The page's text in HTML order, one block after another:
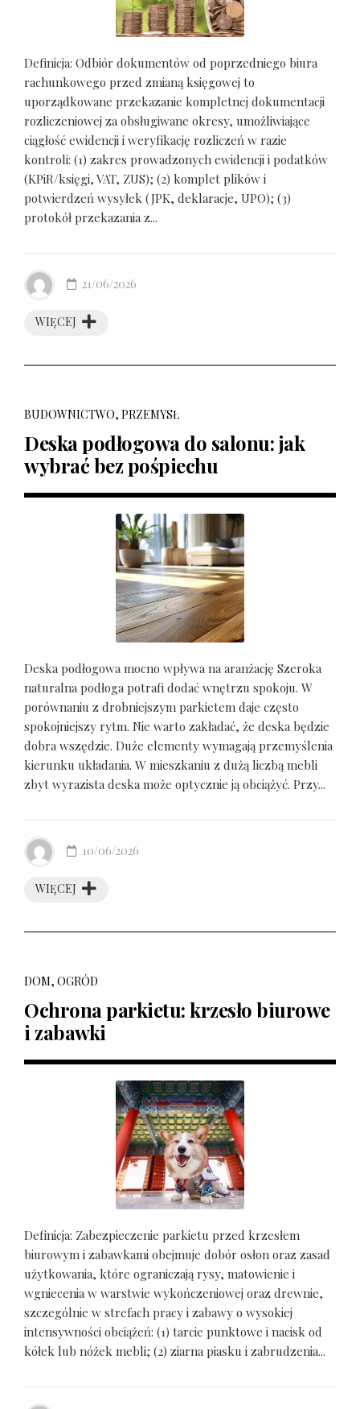
Definicja: Odbiór dokumentów od poprzedniego biura
rachunkowego przed zmianą księgowej to
uporządkowane przekazanie kompletnej dokumentacji
rozliczeniowej za obsługiwane okresy, umożliwiające
ciągłość ewidencji i weryfikację rozliczeń w razie
kontroli: (1) zakres prowadzonych ewidencji i podatków
(KPiR/księgi, VAT, ZUS); (2) komplet plików i
potwierdzeń wysyłek (JPK, deklaracje, UPO); (3)
protokół przekazania z...
WIĘCEJ
21/06/2026
BUDOWNICTWO, PRZEMYSŁ
Deska podłogowa do salonu: jak
wybrać bez pośpiechu
Deska podłogowa mocno wpływa na aranżację Szeroka
naturalna podłoga potrafi dodać wnętrzu spokoju. W
porównaniu z drobniejszym parkietem daje często
spokojniejszy rytm. Nie warto zakładać, że deska będzie
dobra wszędzie. Duże elementy wymagają przemyślenia
kierunku układania. W mieszkaniu z dużą liczbą mebli
zbyt wyrazista deska może optycznie ją obciążyć. Przy...
WIĘCEJ
10/06/2026
DOM, OGRÓD
Ochrona parkietu: krzesło biurowe
i zabawki
Definicja: Zabezpieczenie parkietu przed krzesłem
biurowym i zabawkami obejmuje dobór osłon oraz zasad
użytkowania, które ograniczają rysy, matowienie i
wgniecenia w warstwie wykończeniowej oraz drewnie,
szczególnie w strefach pracy i zabawy o wysokiej
intensywności obciążeń: (1) tarcie punktowe i nacisk od
kółek lub nóżek mebli; (2) ziarna piasku i zabrudzenia...